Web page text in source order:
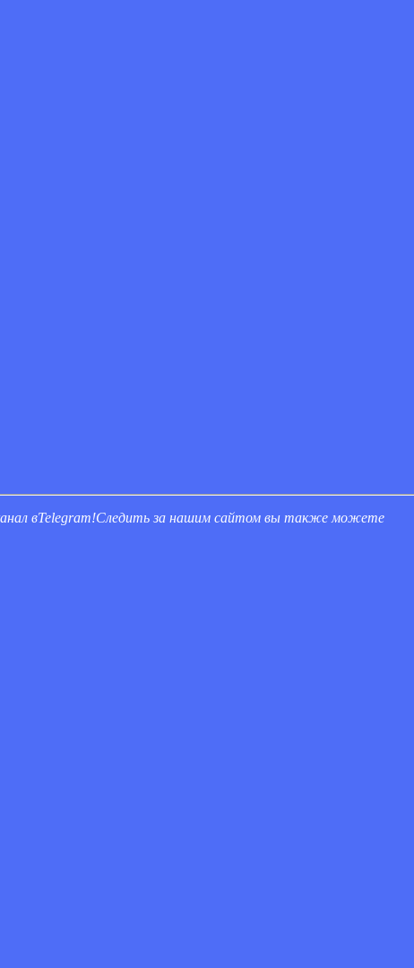
вTelegram!Следить за нашим сайтом вы также можете